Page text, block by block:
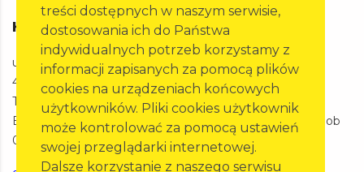
Kontakt
ul. Oleska 125a,
45-231 Opole
Telefon: 77 455 60 27
BIURO Pon-Pt 07:00-15:00 SKP Pon-Pt 07:00-20:00 Sob
07:00-15:00
treści dostępnych w naszym serwisie,
dostosowania ich do Państwa
indywidualnych potrzeb korzystamy z
informacji zapisanych za pomocą plików
cookies na urządzeniach końcowych
użytkowników. Pliki cookies użytkownik
może kontrolować za pomocą ustawień
swojej przeglądarki internetowej.
Dalsze korzystanie z naszego serwisu